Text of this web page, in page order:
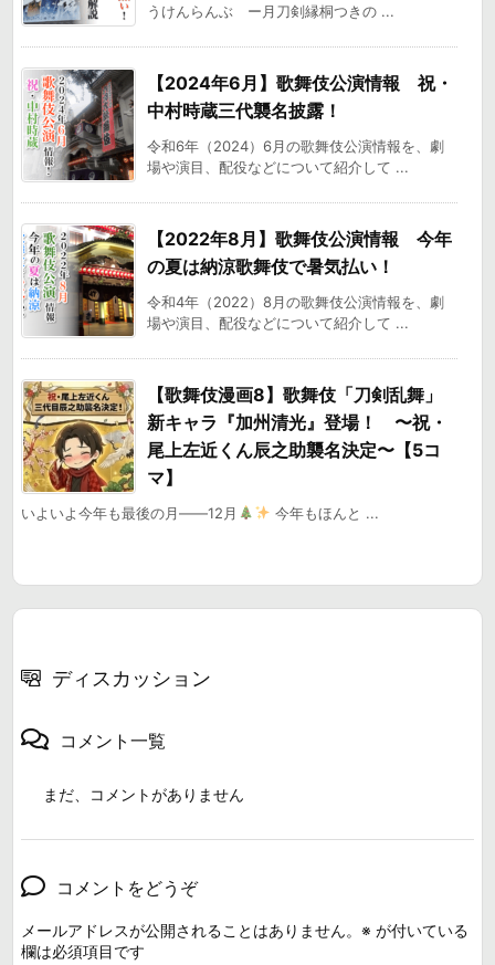
うけんらんぶ ー月刀剣縁桐つきの ...
【2024年6月】歌舞伎公演情報 祝・
中村時蔵三代襲名披露！
令和6年（2024）6月の歌舞伎公演情報を、劇
場や演目、配役などについて紹介して ...
【2022年8月】歌舞伎公演情報 今年
の夏は納涼歌舞伎で暑気払い！
令和4年（2022）8月の歌舞伎公演情報を、劇
場や演目、配役などについて紹介して ...
【歌舞伎漫画8】歌舞伎「刀剣乱舞」
新キャラ『加州清光』登場！ 〜祝・
尾上左近くん辰之助襲名決定〜【5コ
マ】
いよいよ今年も最後の月――12月 今年もほんと ...
ディスカッション
コメント一覧
まだ、コメントがありません
コメントをどうぞ
メールアドレスが公開されることはありません。 ※ が付いている
欄は必須項目です